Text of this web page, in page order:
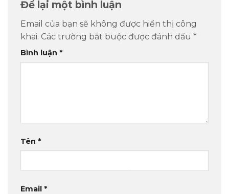
Để lại một bình luận
Email của bạn sẽ không được hiển thị công
khai. Các trường bắt buộc được đánh dấu *
Bình luận *
Tên *
Email *